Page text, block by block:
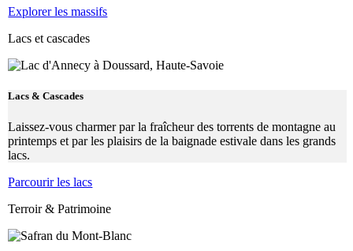
Explorer les massifs
Lacs et cascades
Lacs & Cascades
Laissez-vous charmer par la fraîcheur des torrents de montagne au
printemps et par les plaisirs de la baignade estivale dans les grands
lacs.
Parcourir les lacs
Terroir & Patrimoine